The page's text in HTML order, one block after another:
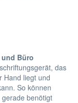
Büro
das
Hand liegt und
So können
benötigt